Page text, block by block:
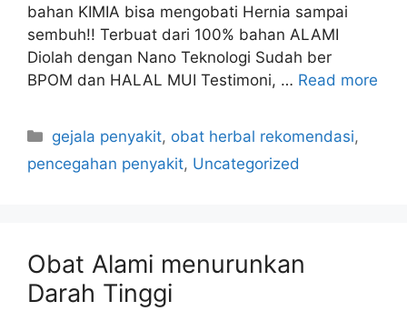
bahan KIMIA bisa mengobati Hernia sampai
sembuh!! Terbuat dari 100% bahan ALAMI
Diolah dengan Nano Teknologi Sudah ber
BPOM dan HALAL MUI Testimoni, … Read more
C
r
i
gejala penyakit, obat herbal rekomendasi,
pencegahan penyakit, Uncategorized
Obat Alami menurunkan
Darah Tinggi